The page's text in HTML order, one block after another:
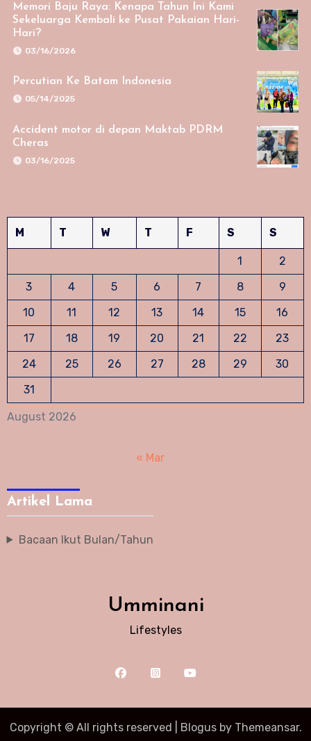
Memori Baju Raya: Kenapa Tahun Ini Kami
Sekeluarga Kembali ke Pusat Pakaian Hari-
Hari?
03/16/2026
Percutian Ke Batam Indonesia
05/14/2025
Accident motor di depan Maktab PDRM
Cheras
03/16/2025
August 2026
M T W T F S S
1
2
3
4 5 6 7 8
9
10
11 12 13 14 15
16
17
18 19 20 21 22
23
24
25 26 27 28 29
30
31
« Mar
Artikel Lama
Bacaan Ikut Bulan/Tahun
Umminani
Lifestyles
Copyright © All rights reserved Blogusby Themeansar.